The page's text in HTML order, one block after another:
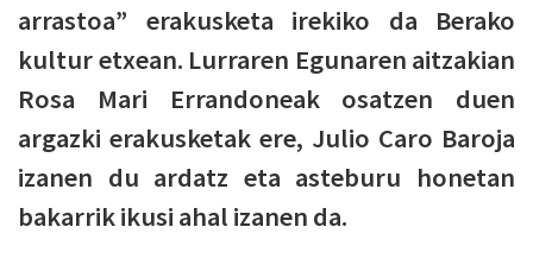
arrastoa” erakusketa irekiko da Berako
kultur etxean. Lurraren Egunaren aitzakian
Rosa Mari Errandoneak osatzen duen
argazki erakusketak ere, Julio Caro Baroja
izanen du ardatz eta asteburu honetan
bakarrik ikusi ahal izanen da.